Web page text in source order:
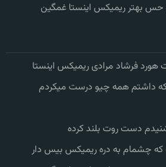
حس بهتر ریمیکس اینستا غمگین
هورد فرشاد مرادی ریمیکس اینستا
داشتم همه چیو درست میکردم
دست روت بلند کرده
چشمام به دره ریمیکس بیس دار